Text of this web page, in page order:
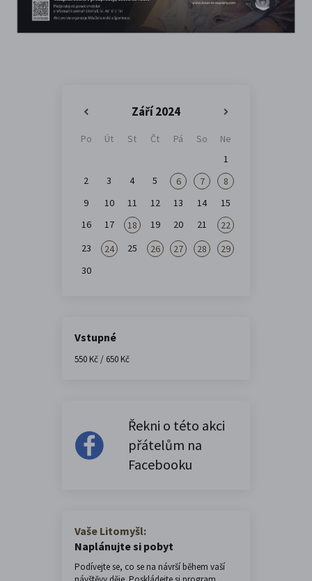
Září 2024
Po Út St Čt Pá So
Ne
1
2
3 4 5 6 7
8
9
10 11 12 13 14
15
16
17 18 19 20 21
22
23
24 25 26 27 28
29
30
Vstupné
550 Kč / 650 Kč
Řekni o této akci
přátelům na
Facebooku
Vaše Litomyšl:
Naplánujte si pobyt
Podívejte se, co se na návrší během vaší